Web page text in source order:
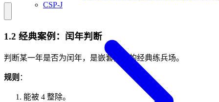
CSP-J
1.2 经典案例：闰年判断
判断某一年是否为闰年，是嵌套分支的经典练兵场。
规则 ：
能被 4 整除。